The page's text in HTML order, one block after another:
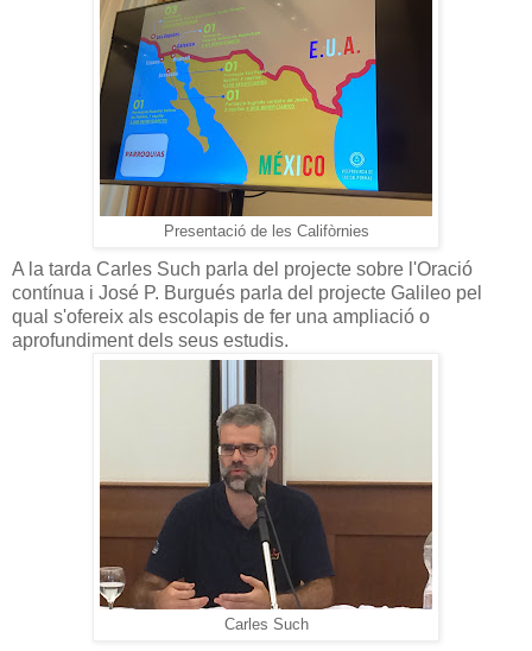
Presentació de les Califòrnies
A la tarda Carles Such parla del projecte sobre l'Oració
contínua i José P. Burgués parla del projecte Galileo pel
qual s'ofereix als escolapis de fer una ampliació o
aprofundiment dels seus estudis.
Carles Such